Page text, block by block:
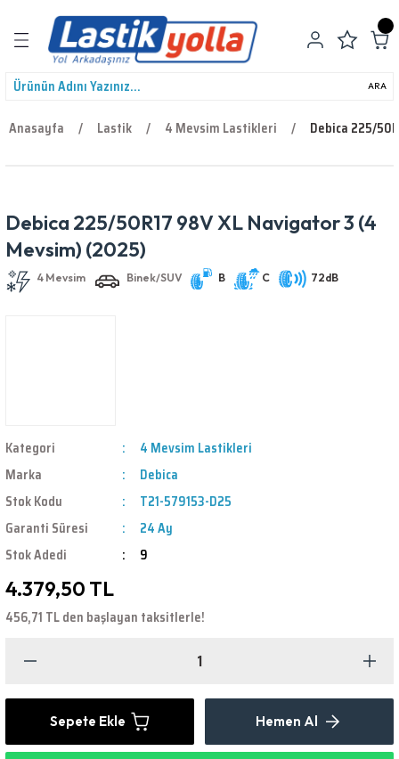
Geri Dön
ARA
Anasayfa Lastik 4 Mevsim Lastikleri Debica 225/
Debica 225/50R17 98V XL Navigator 3 (4
Mevsim) (2025)
4 Mevsim Binek/SUV B C 72dB
Kategori
4 Mevsim Lastikleri
Marka
Debica
Stok Kodu
T21-579153-D25
Garanti Süresi
24 Ay
Stok Adedi
9
4.379,50 TL
456,71 TL den başlayan taksitlerle!
Sepete Ekle Hemen Al